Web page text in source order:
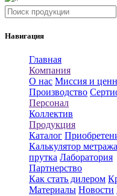
Навигация
Главная
Компания
О нас Миссия и
Производство
Персонал
Коллектив
Продукция
Каталог
Калькулятор
прутка Лаборатория
Партнерство
Как стать дилером
Материалы Новости